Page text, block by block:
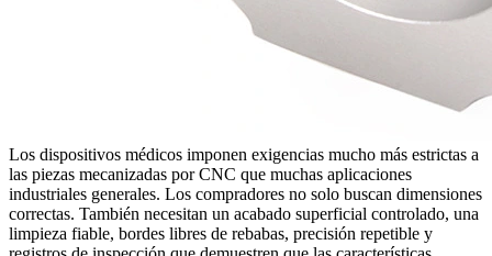
Los dispositivos médicos imponen exigencias mucho más estrictas a
las piezas mecanizadas por CNC que muchas aplicaciones
industriales generales. Los compradores no solo buscan dimensiones
correctas. También necesitan un acabado superficial controlado, una
limpieza fiable, bordes libres de rebabas, precisión repetible y